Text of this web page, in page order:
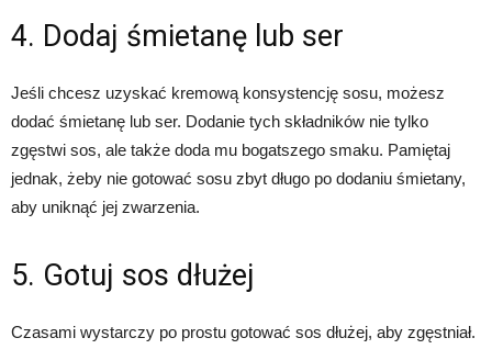
4. Dodaj śmietanę lub ser
Jeśli chcesz uzyskać kremową konsystencję sosu, możesz
dodać śmietanę lub ser. Dodanie tych składników nie tylko
zgęstwi sos, ale także doda mu bogatszego smaku. Pamiętaj
jednak, żeby nie gotować sosu zbyt długo po dodaniu śmietany,
aby uniknąć jej zwarzenia.
5. Gotuj sos dłużej
Czasami wystarczy po prostu gotować sos dłużej, aby zgęstniał.